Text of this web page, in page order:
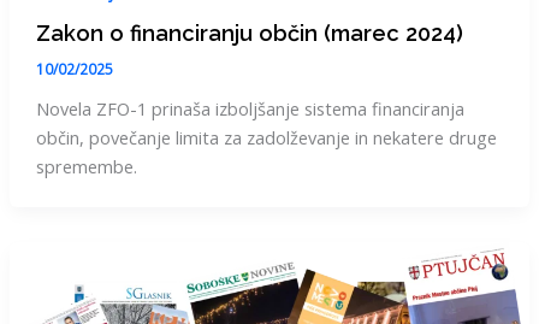
Zakon o financiranju občin (marec 2024)
10/02/2025
Novela ZFO-1 prinaša izboljšanje sistema financiranja
občin, povečanje limita za zadolževanje in nekatere druge
spremembe.